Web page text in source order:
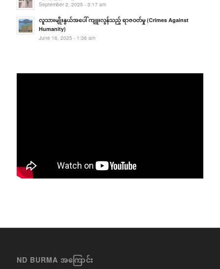
September 2, 2025 - 3:17 am
လူသားမျိုးနွယ်အပေါ် ကျူးလွန်သည့် ရာဇဝတ်မှု (Crimes Against
Humanity)
June 16, 2025 - 1:36 am
ND BURMA အကြောင်း